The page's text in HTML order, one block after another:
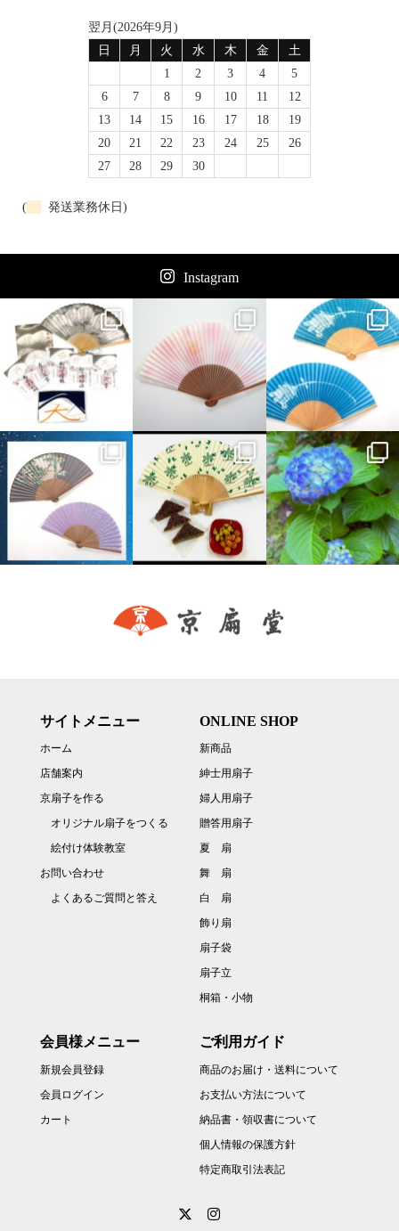
翌月(2026年9月)
日
月 火 水 木 金
土
1
2 3 4
5
6
7 8 9 10 11
12
13
14 15 16 17 18
19
20
21 22 23 24 25
26
27
28 29 30
( 発送業務休日)
Instagram
サイトメニュー
ホーム
店舗案内
京扇子を作る
オリジナル扇子をつくる
絵付け体験教室
お問い合わせ
よくあるご質問と答え
ONLINE SHOP
新商品
紳士用扇子
婦人用扇子
贈答用扇子
夏 扇
舞 扇
白 扇
飾り扇
扇子袋
扇子立
桐箱・小物
会員様メニュー
新規会員登録
会員ログイン
カート
ご利用ガイド
商品のお届け・送料について
お支払い方法について
納品書・領収書について
個人情報の保護方針
特定商取引法表記